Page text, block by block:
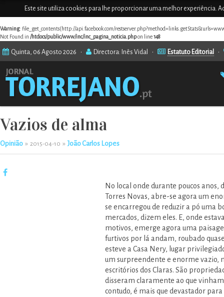
Este site utiliza cookies para lhe proporcionar uma melhor experiência.
Warning: file_get_contents(http://api.facebook.com/
Not Found in /htdocs/public/www/inc/inc_pagina_noticia.phpon line148
Quinta, 06 Agosto 2026 • Directora: Inês Vidal • Estatuto Editorial •
Vazios de alma
Opinião » 2015-04-10 » João Carlos Lopes
No local onde durante poucos anos,
Torres Novas, abre-se agora um
se encarregou de reduzir a pó uma
mercados, dizem eles. E, onde
motivos, emerge agora uma
furtivos por lá andam, roubado
esteve a Casa Nery, lugar
um surpreendente e enorme vazio,
escritórios dos Claras. São
disseram claramente ao que
contudo, é mais que devastador